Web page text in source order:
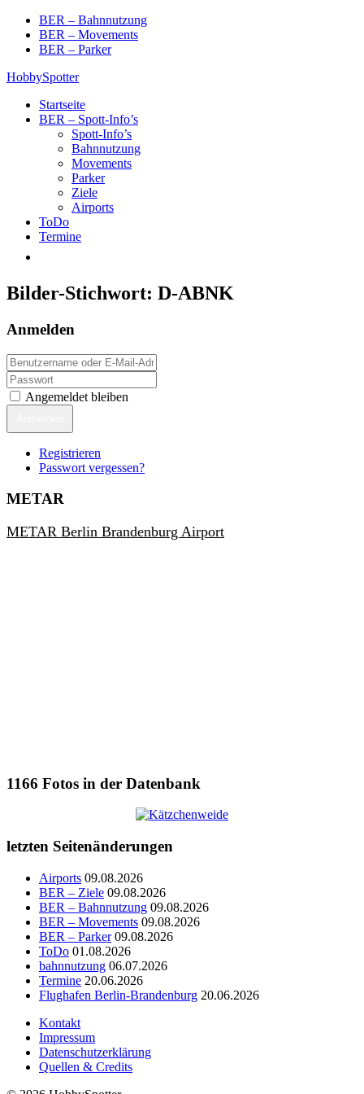
Skip
content
BER – Bahnnutzung
BER – Movements
BER – Parker
HobbySpotter
Startseite
BER – Spott-Info’s
Spott-Info’s
Bahnnutzung
Movements
Parker
Ziele
Airports
ToDo
Termine
Bilder-Stichwort: D-ABNK
Anmelden
Angemeldet bleiben
Registrieren
Passwort vergessen?
METAR
METAR Berlin Brandenburg Airport
1166 Fotos in der Datenbank
letzten Seitenänderungen
Airports 09.08.2026
BER – Ziele 09.08.2026
BER – Bahnnutzung 09.08.2026
BER – Movements 09.08.2026
BER – Parker 09.08.2026
ToDo 01.08.2026
bahnnutzung 06.07.2026
Termine 20.06.2026
Flughafen Berlin-Brandenburg 20.06.2026
Kontakt
Impressum
Datenschutzerklärung
Quellen & Credits